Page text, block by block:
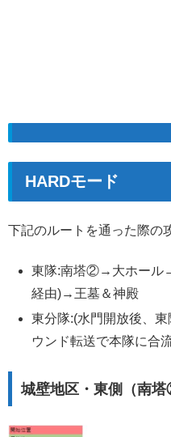
HARDモード
下記のルートを通った際の
東隊:南塔②→大ホー
経由)→王墓＆神殿
東分隊:(水門開放後、
ウンド転送で本隊に合
城壁地区・東側（南